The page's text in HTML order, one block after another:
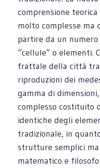
comprensione
molto complesse ma
partire da un
“cellule” o elementi.
frattale della città
riproduzioni dei
gamma di
complesso costituito
identiche degli
tradizionale, in
strutture semplici ma
matematico e